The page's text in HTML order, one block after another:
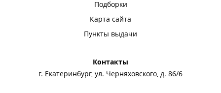
Подборки
Карта сайта
Пункты выдачи
Контакты
г. Екатеринбург, ул. Черняховского, д. 86/6